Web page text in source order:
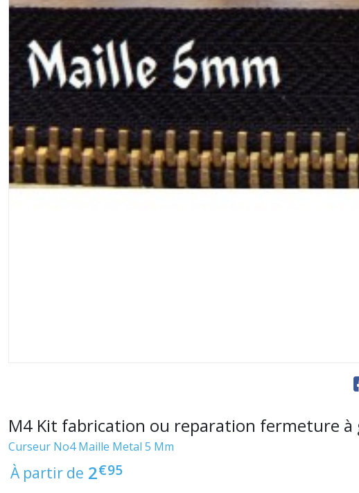
M4 Kit fabrication ou reparation fermeture
Curseur No4 Maille Metal 5 Mm
À partir de 2€95